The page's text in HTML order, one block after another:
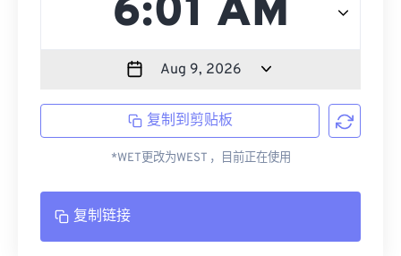
复制到剪贴板
*WET更改为WEST ，目前正在使用
复制链接